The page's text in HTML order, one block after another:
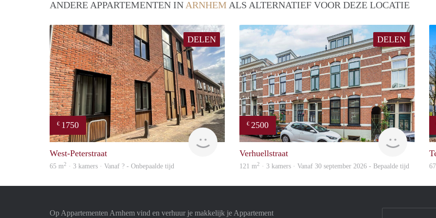
ANDERE APPARTEMENTEN IN ARNHEM ALS ALTERNATIEF VOOR DEZE LOCATIE
DELEN
€ 1750
Verhome
West-Peterstraat
65 m2 · 3 kamers · Vanaf ? - Onbepaalde tijd
DELEN
€ 2500
Blinq
Verhuellstraat
121 m2 · 3 kamers · Vanaf 30 september 2026 - Bepaalde tijd
Op Appartementen Arnhem vind en verhuur je makkelijk je Appartement